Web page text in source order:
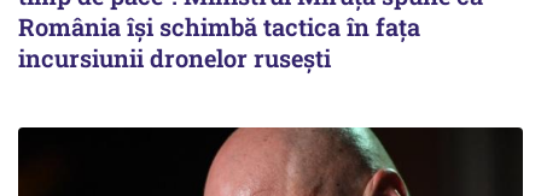
România își schimbă tactica în fața
incursiunii dronelor rusești